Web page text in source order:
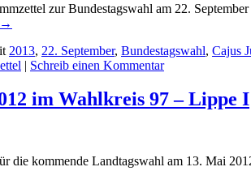
zur Bundestagswahl am 22.
→
2013, 22. September, Bundestagswahl, Cajus
| Schreib einen Kommentar
im Wahlkreis 97 – Lippe I
die kommende Landtagswahl am 13. Mai